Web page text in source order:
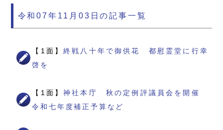
令和07年11月03日の記事一覧
【1面】終戦八十年で御供花 都慰霊堂に行幸
啓を
【1面】神社本庁 秋の定例評議員会を開催
令和七年度補正予算など